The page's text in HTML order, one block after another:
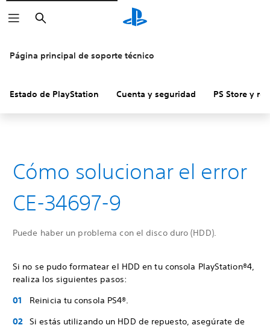
Buscar
Página principal de soporte técnico
Estado de PlayStation Cuenta y seguridad PS Store y
Cómo solucionar el error
CE-34697-9
Puede haber un problema con el disco duro (HDD).
Si no se pudo formatear el HDD en tu consola PlayStation®4,
realiza los siguientes pasos:
Reinicia tu consola PS4®.
Si estás utilizando un HDD de repuesto, asegúrate de